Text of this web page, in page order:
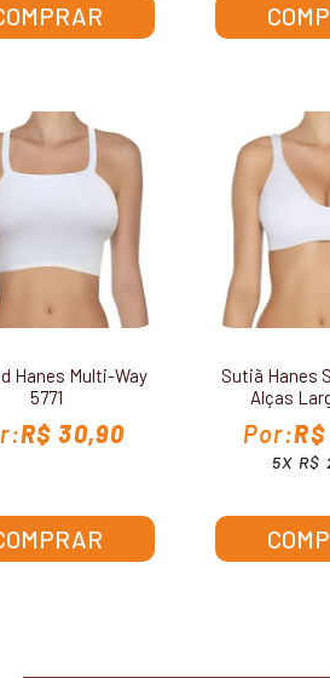
Hanes Multi-Way
5771
R$ 30,90
Sutiã Hanes
Alças
R$
5X R$